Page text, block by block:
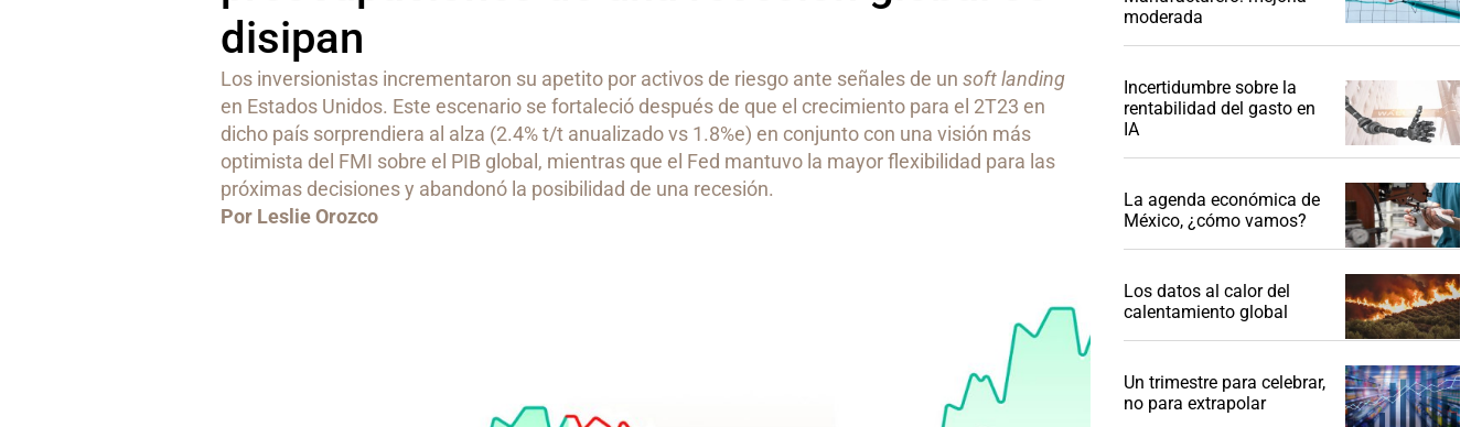
disipan
Los inversionistas incrementaron su apetito por activos de riesgo ante señales de unsoft landing
en Estados Unidos. Este escenario se fortaleció después de que el crecimiento para el 2T23 en
dicho país sorprendiera al alza (2.4% t/t anualizado vs 1.8%e) en conjunto con una visión más
optimista del FMI sobre el PIB global, mientras que el Fed mantuvo la mayor flexibilidad para las
próximas decisiones y abandonó la posibilidad de una recesión.
Por Leslie Orozco
moderada
Incertidumbre sobre la
rentabilidad del gasto en
IA
La agenda económica de
México, ¿cómo vamos?
Los datos al calor del
calentamiento global
Un trimestre para celebrar,
no para extrapolar